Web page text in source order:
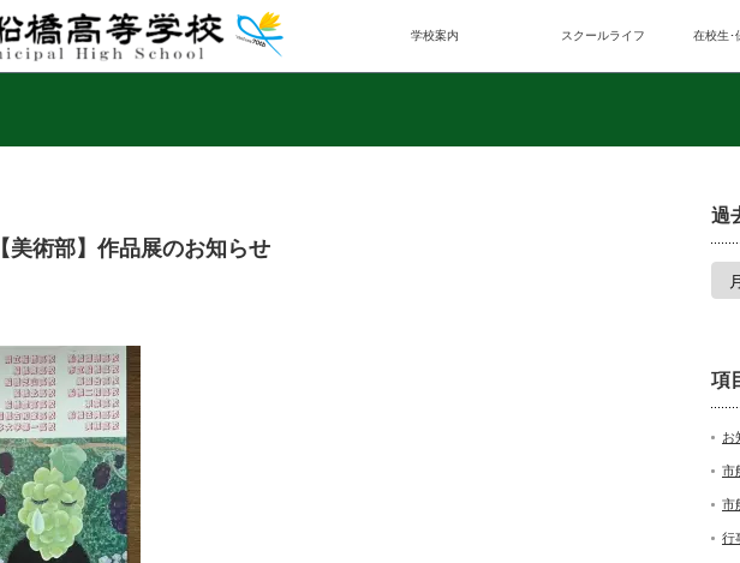
学校案内 スクールライフ 在校生･
【美術部】作品展のお知らせ
過
項
お
市
市
行